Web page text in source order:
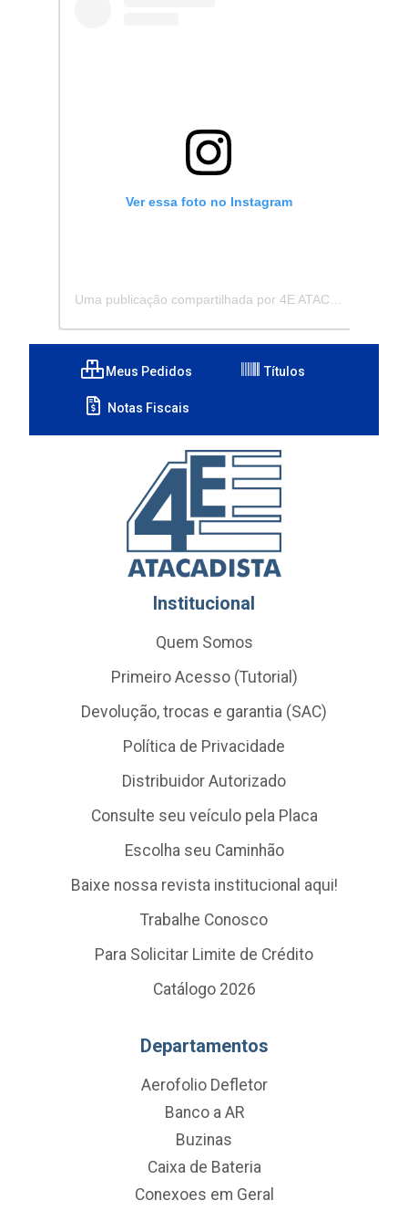
Ver essa foto no Instagram
Meus Pedidos Títulos
Notas Fiscais
Institucional
Quem Somos
Primeiro Acesso (Tutorial)
Devolução, trocas e garantia (SAC)
Política de Privacidade
Distribuidor Autorizado
Consulte seu veículo pela Placa
Escolha seu Caminhão
Baixe nossa revista institucional aqui!
Trabalhe Conosco
Para Solicitar Limite de Crédito
Catálogo 2026
Departamentos
Aerofolio Defletor
Banco a AR
Buzinas
Caixa de Bateria
Conexoes em Geral